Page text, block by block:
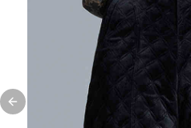
Previous slide